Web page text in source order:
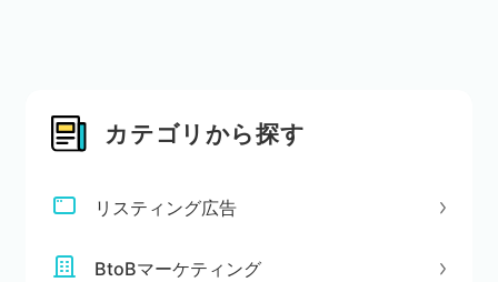
カテゴリから探す
リスティング広告
BtoBマーケティング